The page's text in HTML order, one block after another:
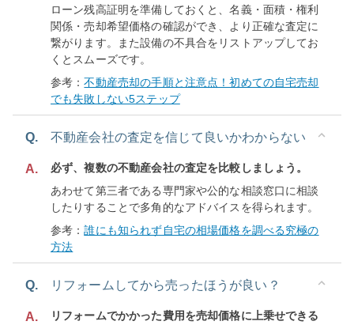
ローン残高証明を準備しておくと、名義・面積・権利
関係・売却希望価格の確認ができ、より正確な査定に
繋がります。また設備の不具合をリストアップしてお
くとスムーズです。
参考：不動産売却の手順と注意点！初めての自宅売却
でも失敗しない5ステップ
Q. 不動産会社の査定を信じて良いかわからない
A.
必ず、複数の不動産会社の査定を比較しましょう。
あわせて第三者である専門家や公的な相談窓口に相談
したりすることで多角的なアドバイスを得られます。
参考：誰にも知られず自宅の相場価格を調べる究極の
方法
Q. リフォームしてから売ったほうが良い？
A.
リフォームでかかった費用を売却価格に上乗せできる